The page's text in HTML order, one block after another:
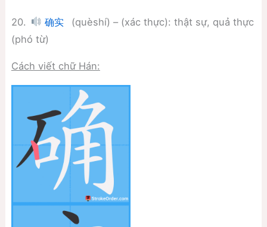
20. 确实
(quèshí) – (xác thực): thật sự, quả thực
(phó từ)
Cách viết chữ Hán: